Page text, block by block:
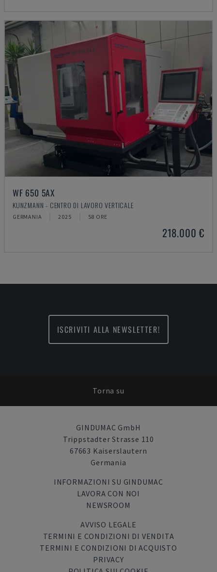
WF 650 5AX
KUNZMANN - CENTRO DI LAVORO VERTICALE
GERMANIA 2025 58 ORE
218.000 €
ISCRIVITI ALLA NEWSLETTER!
Torna su
GINDUMAC GmbH
Trippstadter Strasse 110
67663 Kaiserslautern
Germania
INFORMAZIONI SU GINDUMAC
LAVORA CON NOI
NEWSROOM
AVVISO LEGALE
TERMINI E CONDIZIONI DI VENDITA
TERMINI E CONDIZIONI DI ACQUISTO
PRIVACY